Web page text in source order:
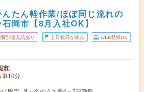
んたん軽作業/ほぼ同じ流れの
岡市【8月入社OK】
費別途支給あり 土日祝日が休み WEB登録OK
市
車10分